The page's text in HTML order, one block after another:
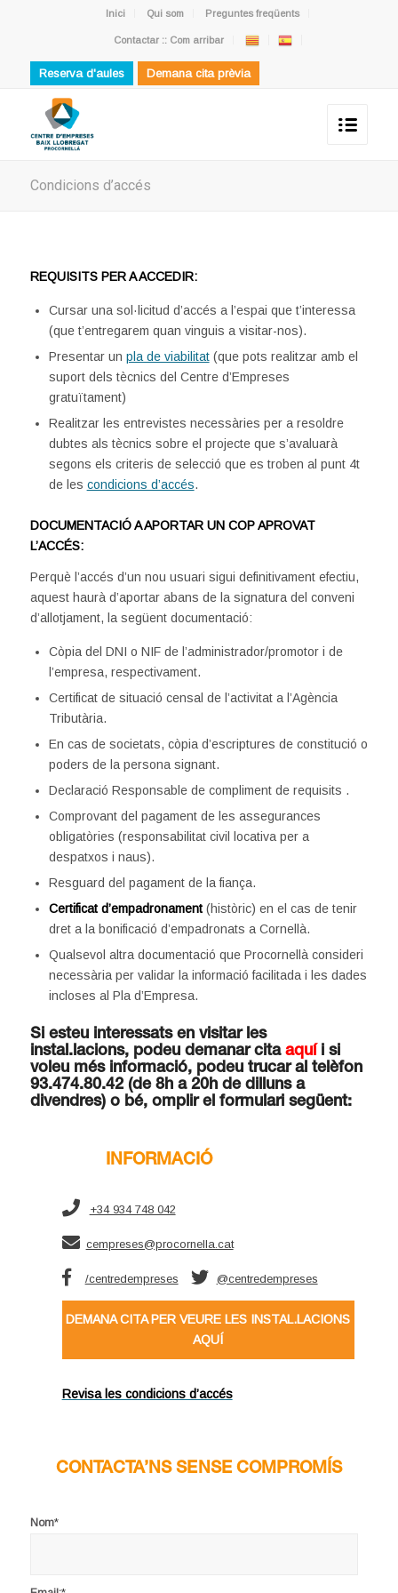
Inici Qui som Preguntes freqüents
Contactar :: Com arribar
Reserva d'aules Demana cita prèvia
Condicions d’accés
REQUISITS PER A ACCEDIR:
Cursar una sol·licitud d’accés a l’espai que t’interessa
(que t’entregarem quan vinguis a visitar-nos).
Presentar un pla de viabilitat(que pots realitzar amb el
suport dels tècnics del Centre d’Empreses
gratuïtament)
Realitzar les entrevistes necessàries per a resoldre
dubtes als tècnics sobre el projecte que s’avaluarà
segons els criteris de selecció que es troben al punt 4t
de les condicions d’accés.
DOCUMENTACIÓ A APORTAR UN COP APROVAT
L’ACCÉS:
Perquè l’accés d’un nou usuari sigui definitivament efectiu,
aquest haurà d’aportar abans de la signatura del conveni
d’allotjament, la següent documentació:
Còpia del DNI o NIF de l’administrador/promotor i de
l’empresa, respectivament.
Certificat de situació censal de l’activitat a l’Agència
Tributària.
En cas de societats, còpia d’escriptures de constitució o
poders de la persona signant.
Declaració Responsable de compliment de requisits .
Comprovant del pagament de les assegurances
obligatòries (responsabilitat civil locativa per a
despatxos i naus).
Resguard del pagament de la fiança.
Certificat d’empadronament (històric) en el cas de tenir
dret a la bonificació d’empadronats a Cornellà.
Qualsevol altra documentació que Procornellà consideri
necessària per validar la informació facilitada i les dades
incloses al Pla d’Empresa.
Si esteu interessats en visitar les
instal.lacions, podeu demanar cita aquíi si
voleu més informació, podeu trucar al telèfon
93.474.80.42 (de 8h a 20h de dilluns a
divendres) o bé, omplir el formulari següent:
INFORMACIÓ
+34 934 748 042
cempreses@procornella.cat
/centredempreses @centredempreses
DEMANA CITA PER VEURE LES INSTAL.LACIONS
AQUÍ
Revisa les condicions d’accés
CONTACTA’NS SENSE COMPROMÍS
Nom*